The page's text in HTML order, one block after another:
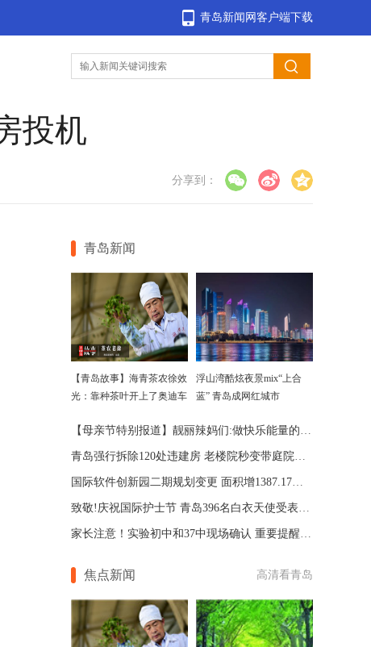
青岛新闻网客户端下载
投机
分享到：
青岛新闻
【青岛故事】海青茶农徐效
光：靠种茶叶开上了奥迪车
浮山湾酷炫夜景mix“上合
蓝” 青岛成网红城市
【母亲节特别报道】靓丽辣妈们:做快乐能量的传递者
青岛强行拆除120处违建房 老楼院秒变带庭院别墅区
国际软件创新园二期规划变更 面积增1387.17平方米
致敬!庆祝国际护士节 青岛396名白衣天使受表彰(图)
家长注意！实验初中和37中现场确认 重要提醒别错过
焦点新闻 高清看青岛